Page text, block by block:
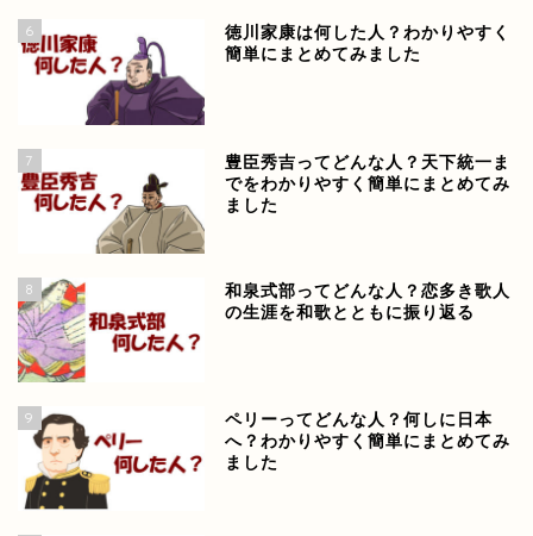
6
徳川家康は何した人？わかりやすく
簡単にまとめてみました
7
豊臣秀吉ってどんな人？天下統一ま
でをわかりやすく簡単にまとめてみ
ました
8
和泉式部ってどんな人？恋多き歌人
の生涯を和歌とともに振り返る
9
ペリーってどんな人？何しに日本
へ？わかりやすく簡単にまとめてみ
ました